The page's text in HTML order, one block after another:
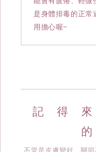
是身體排毒的正常
用擔心喔~
記 得
不管是皮膚變好、關